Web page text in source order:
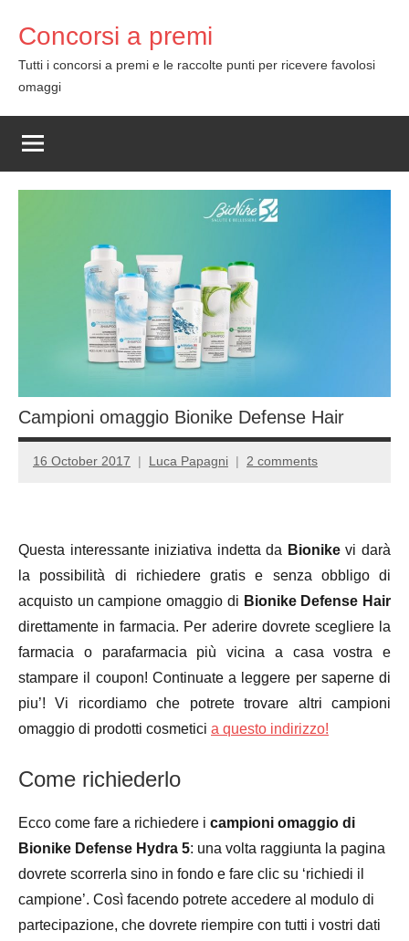
content
Concorsi a premi
Tutti i concorsi a premi e le raccolte punti per ricevere favolosi
omaggi
Campioni omaggio Bionike Defense Hair
16 October 2017 Luca Papagni 2 comments
Questa interessante iniziativa indetta da Bionikevi darà
la possibilità di richiedere gratis e senza obbligo di
acquisto un campione omaggio di Bionike Defense Hair
direttamente in farmacia. Per aderire dovrete scegliere la
farmacia o parafarmacia più vicina a casa vostra e
stampare il coupon! Continuate a leggere per saperne di
piu’! Vi ricordiamo che potrete trovare altri campioni
omaggio di prodotti cosmetici a questo indirizzo!
Come richiederlo
Ecco come fare a richiedere i campioni omaggio di
Bionike Defense Hydra 5: una volta raggiunta la pagina
dovrete scorrerla sino in fondo e fare clic su ‘richiedi il
campione’. Così facendo potrete accedere al modulo di
partecipazione, che dovrete riempire con tutti i vostri dati